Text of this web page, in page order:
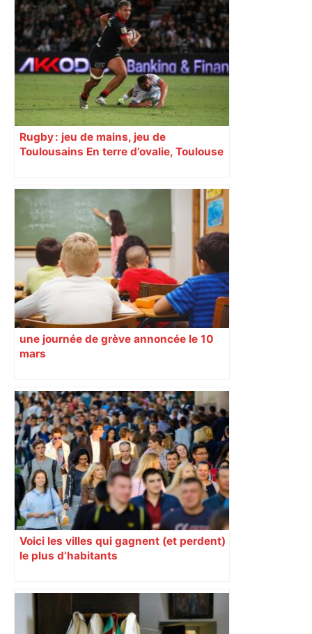
Rugby : jeu de mains, jeu de
Toulousains En terre d’ovalie, Toulouse
revendiquant surtout son art du jeu en
mouvement, vif et spectaculaire.
Décryptage. Série (4 / 10)
une journée de grève annoncée le 10
mars
Voici les villes qui gagnent (et perdent)
le plus d’habitants